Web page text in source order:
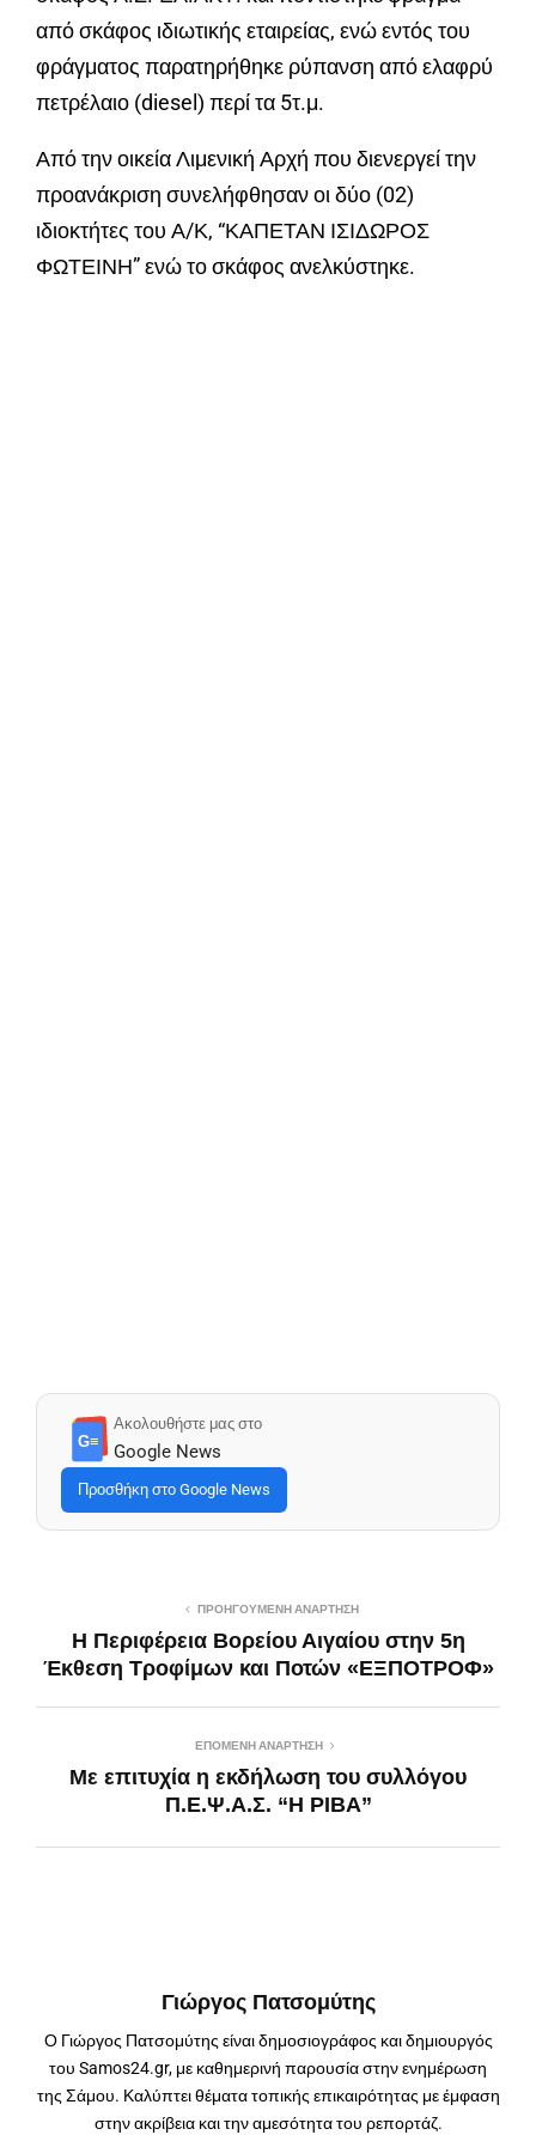
από σκάφος ιδιωτικής εταιρείας, ενώ εντός του
φράγματος παρατηρήθηκε ρύπανση από ελαφρύ
πετρέλαιο (diesel) περί τα 5τ.μ.
Από την οικεία Λιμενική Αρχή που διενεργεί την
προανάκριση συνελήφθησαν οι δύο (02)
ιδιοκτήτες του Α/Κ, “ΚΑΠΕΤΑΝ ΙΣΙΔΩΡΟΣ
ΦΩΤΕΙΝΗ” ενώ το σκάφος ανελκύστηκε.
G≡
Ακολουθήστε μας στο
Google News
Προσθήκη στο Google News
ΠΡΟΗΓΟΎΜΕΝΗ ΑΝΆΡΤΗΣΗ
Η Περιφέρεια Βορείου Αιγαίου στην 5η
Έκθεση Τροφίμων και Ποτών «ΕΞΠΟΤΡΟΦ»
ΕΠΌΜΕΝΗ ΑΝΆΡΤΗΣΗ
Με επιτυχία η εκδήλωση του συλλόγου
Π.Ε.Ψ.Α.Σ. “Η ΡΙΒΑ”
Γιώργος Πατσομύτης
Ο Γιώργος Πατσομύτης είναι δημοσιογράφος και δημιουργός
του Samos24.gr, με καθημερινή παρουσία στην ενημέρωση
της Σάμου. Καλύπτει θέματα τοπικής επικαιρότητας με έμφαση
στην ακρίβεια και την αμεσότητα του ρεπορτάζ.